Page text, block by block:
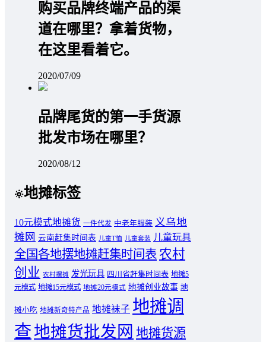
购买品牌终端产品的渠
道在哪里？拿着货物，
在这里看着它。
2020/07/09
品牌尾货的第一手货源
批发市场在哪里？
2020/08/12
地摊标签
10元模式地摊货 一件代发 中老年服装 义乌地
摊网 云南赶集时间表 儿童T恤 儿童套装 儿童玩具
全国各地摆地摊赶集时间表 农村
创业 农村摆摊 发光玩具 四川省赶集时间表 地摊5
元模式 地摊15元模式 地摊20元模式 地摊创业故事 地
摊小吃 地摊新奇特产品 地摊袜子 地摊调
查地摊货批发网 地摊货源